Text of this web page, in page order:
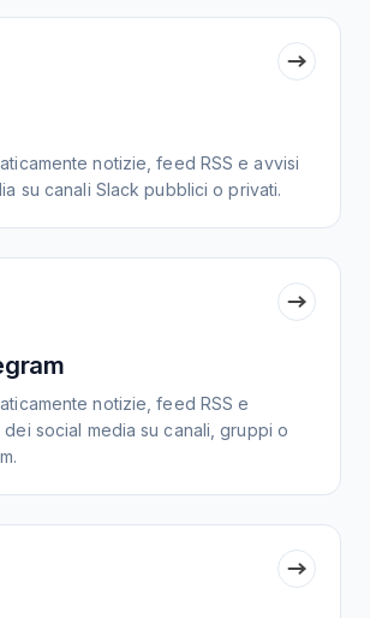
notizie, feed RSS e avvisi
su canali Slack pubblici o privati.
notizie, feed RSS e
social media su canali, gruppi o